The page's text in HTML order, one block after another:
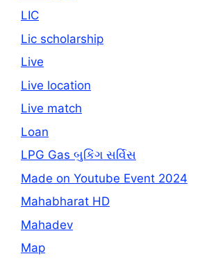
LIC
Lic scholarship
Live
Live location
Live match
Loan
LPG Gas બુકિંગ સર્વિસ
Made on Youtube Event 2024
Mahabharat HD
Mahadev
Map